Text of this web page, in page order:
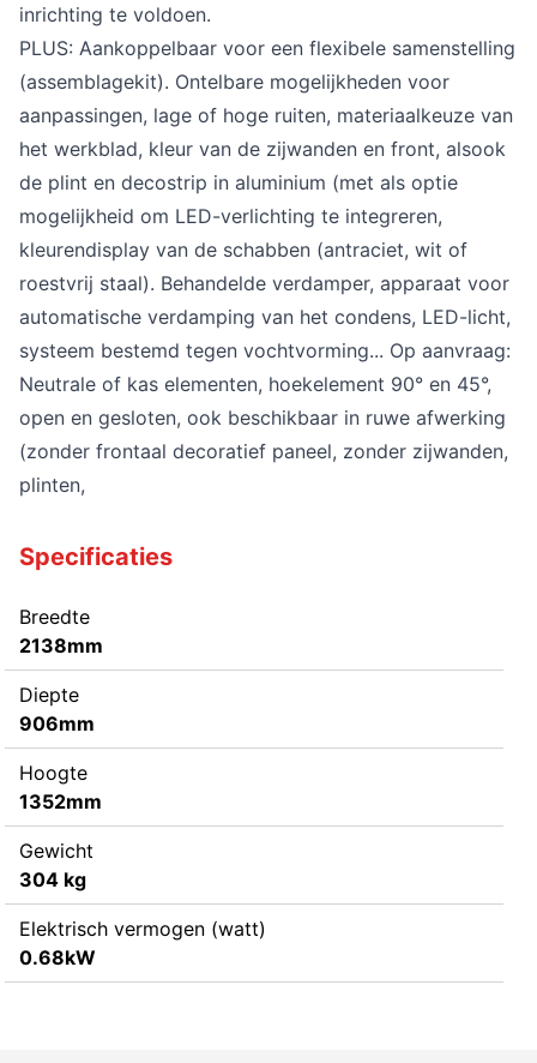
inrichting te voldoen.
PLUS: Aankoppelbaar voor een flexibele samenstelling
(assemblagekit). Ontelbare mogelijkheden voor
aanpassingen, lage of hoge ruiten, materiaalkeuze van
het werkblad, kleur van de zijwanden en front, alsook
de plint en decostrip in aluminium (met als optie
mogelijkheid om LED-verlichting te integreren,
kleurendisplay van de schabben (antraciet, wit of
roestvrij staal). Behandelde verdamper, apparaat voor
automatische verdamping van het condens, LED-licht,
systeem bestemd tegen vochtvorming... Op aanvraag:
Neutrale of kas elementen, hoekelement 90° en 45°,
open en gesloten, ook beschikbaar in ruwe afwerking
(zonder frontaal decoratief paneel, zonder zijwanden,
plinten,
Specificaties
Breedte
2138mm
Diepte
906mm
Hoogte
1352mm
Gewicht
304 kg
Elektrisch vermogen (watt)
0.68kW